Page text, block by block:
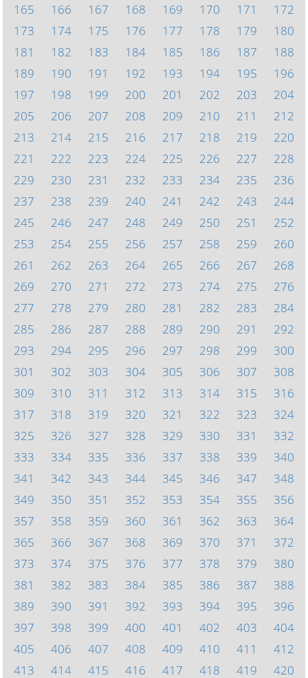
165
166 167 168 169 170 171
172
173
174 175 176 177 178 179
180
181
182 183 184 185 186 187
188
189
190 191 192 193 194 195
196
197
198 199 200 201 202 203
204
205
206 207 208 209 210 211
212
213
214 215 216 217 218 219
220
221
222 223 224 225 226 227
228
229
230 231 232 233 234 235
236
237
238 239 240 241 242 243
244
245
246 247 248 249 250 251
252
253
254 255 256 257 258 259
260
261
262 263 264 265 266 267
268
269
270 271 272 273 274 275
276
277
278 279 280 281 282 283
284
285
286 287 288 289 290 291
292
293
294 295 296 297 298 299
300
301
302 303 304 305 306 307
308
309
310 311 312 313 314 315
316
317
318 319 320 321 322 323
324
325
326 327 328 329 330 331
332
333
334 335 336 337 338 339
340
341
342 343 344 345 346 347
348
349
350 351 352 353 354 355
356
357
358 359 360 361 362 363
364
365
366 367 368 369 370 371
372
373
374 375 376 377 378 379
380
381
382 383 384 385 386 387
388
389
390 391 392 393 394 395
396
397
398 399 400 401 402 403
404
405
406 407 408 409 410 411
412
413
414 415 416 417 418 419 420